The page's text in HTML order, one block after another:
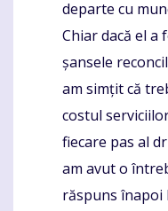
departe cu
Chiar dacă el a
șansele
am simțit că
costul
fiecare pas al
am avut o
răspuns înapoi